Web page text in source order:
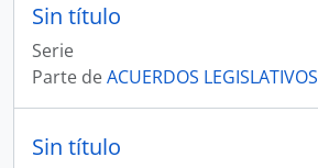
Sin título
Serie
Parte deACUERDOS LEGISLATIVOS
Sin título